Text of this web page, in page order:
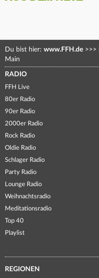
Du bist hier: www.FFH.de >>>
Main
RADIO
FFH Live
80er Radio
90er Radio
2000er Radio
Rock Radio
Oldie Radio
Schlager Radio
Party Radio
Lounge Radio
Weihnachtsradio
Meditationsradio
Top 40
Playlist
REGIONEN